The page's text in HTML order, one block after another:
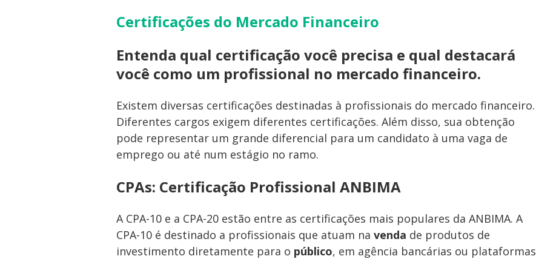
Certificações do Mercado Financeiro
Entenda qual certificação você precisa e qual destacará
você como um profissional no mercado financeiro.
Existem diversas certificações destinadas à profissionais do mercado financeiro.
Diferentes cargos exigem diferentes certificações. Além disso, sua obtenção
pode representar um grande diferencial para um candidato à uma vaga de
emprego ou até num estágio no ramo.
CPAs: Certificação Profissional ANBIMA
A CPA-10 e a CPA-20 estão entre as certificações mais populares da ANBIMA. A
CPA-10 é destinado a profissionais que atuam na venda de produtos de
investimento diretamente para o público, em agência bancárias ou plataformas